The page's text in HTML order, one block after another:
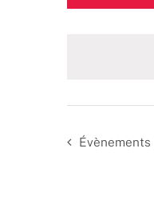
Évènements